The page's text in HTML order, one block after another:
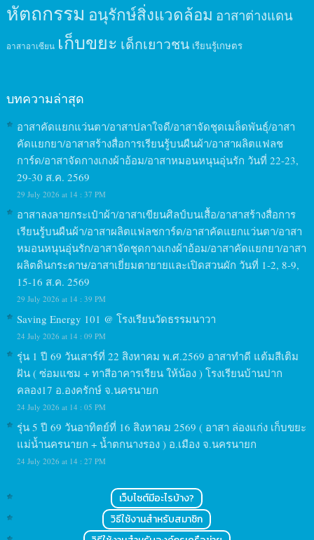
หัตถกรรม อนุรักษ์สิ่งแวดล้อม อาสาต่างแดน
อาสาอาเซียน เก็บขยะ เด็กเยาวชน เรียนรู้เกษตร
บทความล่าสุด
อาสาคัดแยกแว่นตา/อาสาปลาใจดี/อาสาจัดชุดเมล็ดพันธุ์/อาสา
คัดแยกยา/อาสาสร้างสื่อการเรียนรู้บนผืนผ้า/อาสาผลิตแฟลช
การ์ด/อาสาจัดกางเกงผ้าอ้อม/อาสาหมอนหนุนอุ่นรัก วันที่ 22-23,
29-30 ส.ค. 2569
29 July 2026 at 14 : 37 PM
อาสาลงลายกระเป๋าผ้า/อาสาเขียนศิลป์บนเสื้อ/อาสาสร้างสื่อการ
เรียนรู้บนผืนผ้า/อาสาผลิตแฟลชการ์ด/อาสาคัดแยกแว่นตา/อาสา
หมอนหนุนอุ่นรัก/อาสาจัดชุดกางเกงผ้าอ้อม/อาสาคัดแยกยา/อาสา
ผลิตดินกระดาษ/อาสาเยี่ยมตายายและเปิดสวนผัก วันที่ 1-2, 8-9,
15-16 ส.ค. 2569
29 July 2026 at 14 : 39 PM
Saving Energy 101 @ โรงเรียนวัดธรรมนาวา
24 July 2026 at 14 : 09 PM
รุ่น 1 ปี 69 วันเสาร์ที่ 22 สิงหาคม พ.ศ.2569 อาสาทำดี แต้มสีเติม
ฝัน ( ซ่อมแซม + ทาสีอาคารเรียน ให้น้อง ) โรงเรียนบ้านปาก
คลอง17 อ.องครักษ์ จ.นครนายก
24 July 2026 at 14 : 05 PM
รุ่น 5 ปี 69 วันอาทิตย์ที่ 16 สิงหาคม 2569 ( อาสา ล่องแก่ง เก็บขยะ
แม่น้ำนครนายก + น้ำตกนางรอง ) อ.เมือง จ.นครนายก
24 July 2026 at 14 : 27 PM
เว็บไซต์มีอะไรบ้าง?
วิธีใช้งานสำหรับสมาชิก